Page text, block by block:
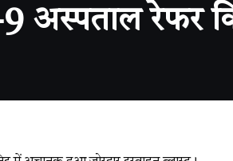
अस्पताल रेफर